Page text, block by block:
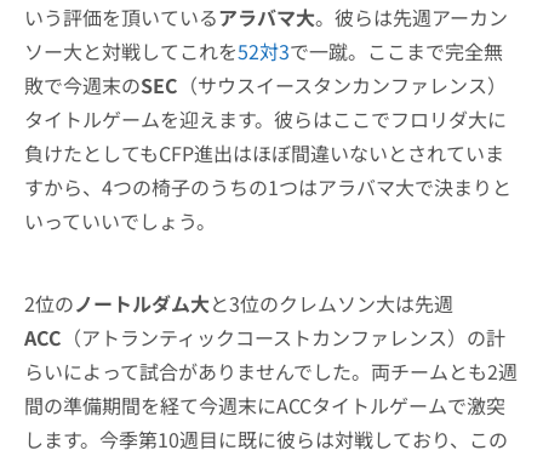
いう評価を頂いているアラバマ大。彼らは先週アーカン
ソー大と対戦してこれを52対3で一蹴。ここまで完全無
敗で今週末のSEC （サウスイースタンカンファレンス）
タイトルゲームを迎えます。彼らはここでフロリダ大に
負けたとしてもCFP進出はほぼ間違いないとされていま
すから、4つの椅子のうちの1つはアラバマ大で決まりと
いっていいでしょう。
2位のノートルダム大と3位のクレムソン大は先週
ACC （アトランティックコーストカンファレンス）の計
らいによって試合がありませんでした。両チームとも2週
間の準備期間を経て今週末にACCタイトルゲームで激突
します。今季第10週目に既に彼らは対戦しており、この